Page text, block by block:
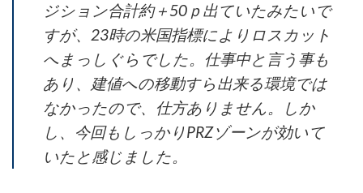
ジション合計約＋50ｐ出ていたみたいで
すが、23時の米国指標によりロスカット
へまっしぐらでした。仕事中と言う事も
あり、建値への移動すら出来る環境では
なかったので、仕方ありません。しか
し、今回もしっかりPRZゾーンが効いて
いたと感じました。